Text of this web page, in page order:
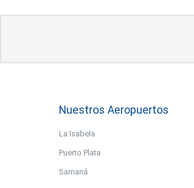
Nuestros Aeropuertos
La Isabela
Puerto Plata
Samaná